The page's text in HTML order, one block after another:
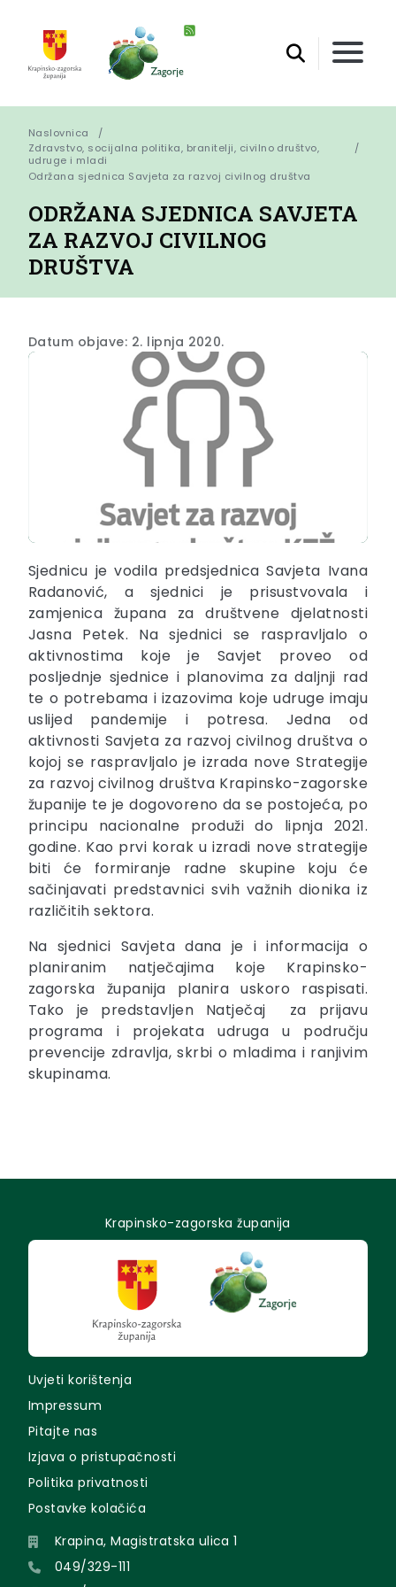
Naslovnica
Zdravstvo, socijalna politika, branitelji, civilno društvo,
udruge i mladi
Održana sjednica Savjeta za razvoj civilnog društva
ODRŽANA SJEDNICA SAVJETA
ZA RAZVOJ CIVILNOG
DRUŠTVA
Datum objave: 2. lipnja 2020.
Sjednicu je vodila predsjednica Savjeta Ivana
Radanović, a sjednici je prisustvovala i
zamjenica župana za društvene djelatnosti
Jasna Petek. Na sjednici se raspravljalo o
aktivnostima koje je Savjet proveo od
posljednje sjednice i planovima za daljnji rad
te o potrebama i izazovima koje udruge imaju
uslijed pandemije i potresa. Jedna od
aktivnosti Savjeta za razvoj civilnog društva o
kojoj se raspravljalo je izrada nove Strategije
za razvoj civilnog društva Krapinsko-zagorske
županije te je dogovoreno da se postojeća, po
principu nacionalne produži do lipnja 2021.
godine. Kao prvi korak u izradi nove strategije
biti će formiranje radne skupine koju će
sačinjavati predstavnici svih važnih dionika iz
različitih sektora.
Na sjednici Savjeta dana je i informacija o
planiranim natječajima koje Krapinsko-
zagorska županija planira uskoro raspisati.
Tako je predstavljen Natječaj za prijavu
programa i projekata udruga u području
prevencije zdravlja, skrbi o mladima i ranjivim
skupinama.
Krapinsko-zagorska županija
Uvjeti korištenja
Impressum
Pitajte nas
Izjava o pristupačnosti
Politika privatnosti
Postavke kolačića
Krapina, Magistratska ulica 1
049/329-111